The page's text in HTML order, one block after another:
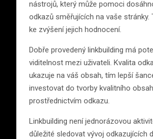
nástrojů, který může pomoci
odkazů směřujících na vaše
ke zvýšení jejich hodnocení.
Dobře provedený linkbuilding má
viditelnost mezi uživateli. Kvalita
ukazuje na váš obsah, tím lepší
investovat do tvorby kvalitního
prostřednictvím odkazu.
Linkbuilding není jednorázovou
důležité sledovat vývoj odkazujících